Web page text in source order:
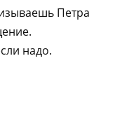
Петра
надо.